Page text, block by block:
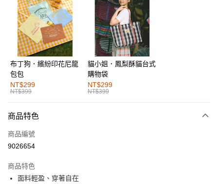
超商取貨付款
LINE Pay
街口支付
運送方式
全家取貨付款
每筆NT$60，滿NT$1,000(含以上)免運費
付款後全家取貨
萊爾富取貨付款
付款後萊爾富取貨
布丁狗．繽紛印花尼龍
包包
NT$299
NT$399
貓小姐．鳳梨酥貓台式
購物袋
NT$299
NT$399
商品特色
商品編號
9026654
商品特色
面料輕盈、穿著自在